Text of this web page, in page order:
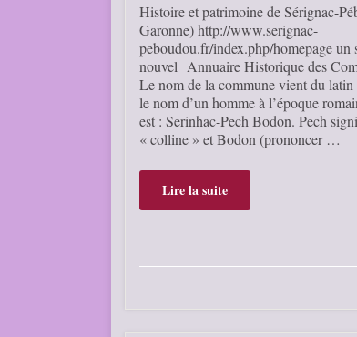
Histoire et patrimoine de Sérignac-
Garonne) http://www.serignac-
peboudou.fr/index.php/homepage un
nouvel Annuaire Historique des
Le nom de la commune vient du
le nom d’un homme à l’époque
est : Serinhac-Pech Bodon. Pech
« colline » et Bodon (prononcer …
Lire la suite